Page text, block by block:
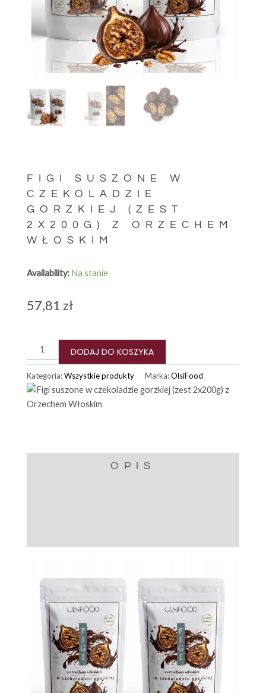
FIGI SUSZONE W
CZEKOLADZIE
GORZKIEJ (ZEST
2X200G) Z ORZECHEM
WŁOSKIM
Availability: Na stanie
57,81 zł
suszone
w
czekoladzie
gorzkiej
DODAJ DO KOSZYKA
Kategoria:Wszystkie produkty Marka:OlsiFood
OPIS